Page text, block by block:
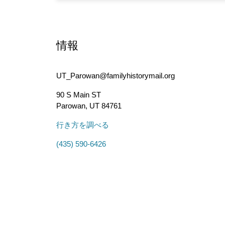
情報
UT_Parowan@familyhistorymail.org
90 S Main ST
Parowan, UT 84761
行き方を調べる
(435) 590-6426